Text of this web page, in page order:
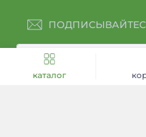
каталог
Быстрый заказ